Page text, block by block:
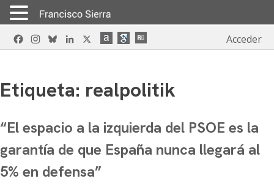
Skip
to
FacebookInstagram
BlueskyLinkedIn Acceder
Etiqueta: realpolitik
“El espacio a la izquierda del PSOE es la
garantía de que España nunca llegará al
5% en defensa”